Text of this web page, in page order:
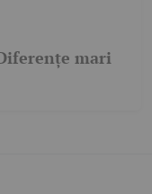
mari